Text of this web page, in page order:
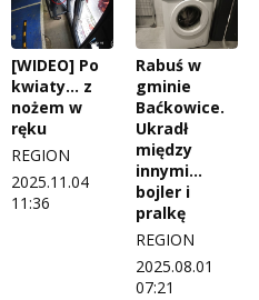
[WIDEO] Po
kwiaty… z
nożem w
ręku
REGION
2025.11.04
11:36
Rabuś w
gminie
Baćkowice.
Ukradł
między
innymi…
bojler i
pralkę
REGION
2025.08.01
07:21